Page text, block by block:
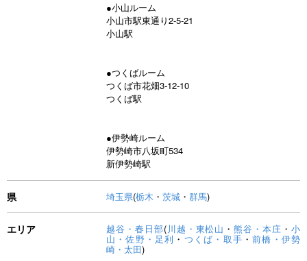
●小山ルーム
小山市駅東通り2-5-21
小山駅
●つくばルーム
つくば市花畑3-12-10
つくば駅
●伊勢崎ルーム
伊勢崎市八坂町534
新伊勢崎駅
県 埼玉県(栃木 ・ 茨城 ・ 群馬)
エリア 越谷・春日部(川越・東松山 ・ 熊谷・本庄 ・小
山・佐野・足利 ・ つくば・取手 ・前橋・伊勢
崎・太田)